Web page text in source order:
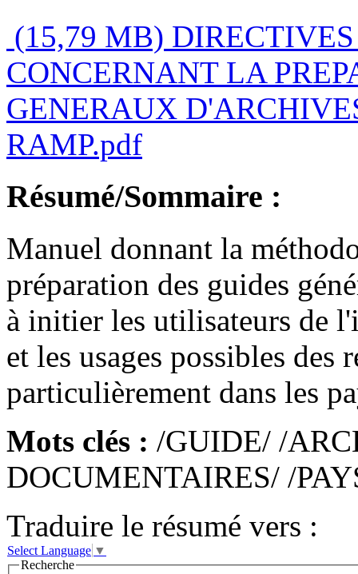
(15,79 MB)
CONCERNANT LA
GENERAUX
RAMP.pdf
Résumé/Sommaire :
Manuel donnant la
préparation des guides
à initier les utilisateurs de
et les usages possibles des
particulièrement dans les
Mots clés : /GUIDE/ /
DOCUMENTAIRES/ /
Traduire le résumé vers :
Select Language ▼
Recherche